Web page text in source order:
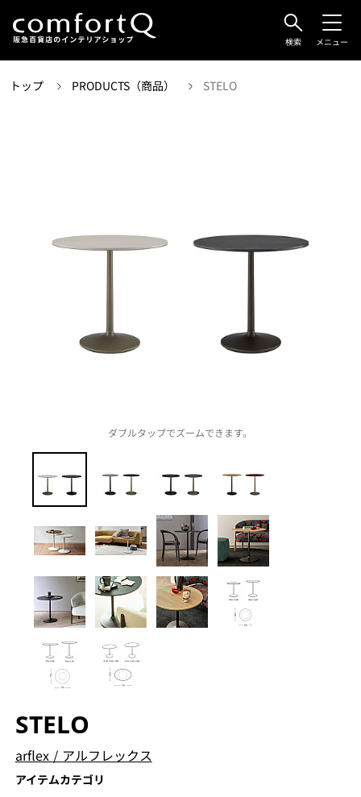
検索 メニュー
トップ PRODUCTS（商品） STELO
ダブルタップでズームできます。
STELO
arflex / アルフレックス
アイテムカテゴリ